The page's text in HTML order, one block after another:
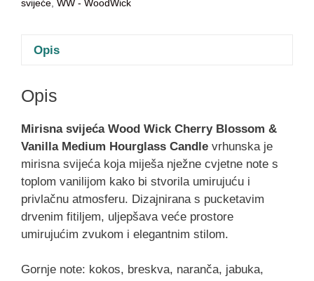
svijeće, WW - WoodWick
Opis
Opis
Mirisna svijeća Wood Wick Cherry Blossom &
Vanilla Medium Hourglass Candle vrhunska je
mirisna svijeća koja miješa nježne cvjetne note s
toplom vanilijom kako bi stvorila umirujuću i
privlačnu atmosferu. Dizajnirana s pucketavim
drvenim fitiljem, uljepšava veće prostore
umirujućim zvukom i elegantnim stilom.
Gornje note: kokos, breskva, naranča, jabuka,